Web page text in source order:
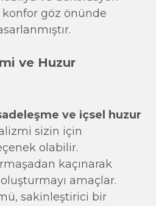
göz önünde
ve Huzur
ve içsel huzur
sizin için
olabilir.
kaçınarak
amaçlar.
sakinleştirici bir